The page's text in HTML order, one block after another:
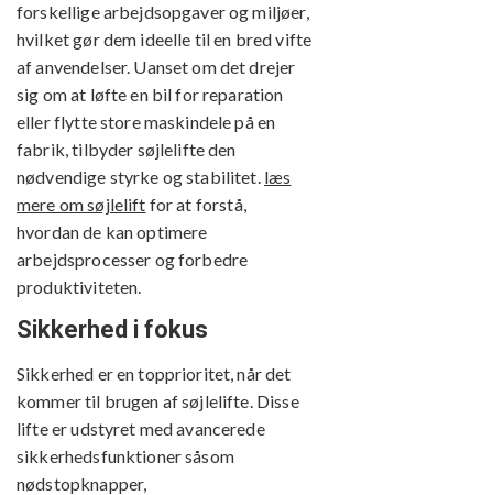
forskellige arbejdsopgaver og miljøer,
hvilket gør dem ideelle til en bred vifte
af anvendelser. Uanset om det drejer
sig om at løfte en bil for reparation
eller flytte store maskindele på en
fabrik, tilbyder søjlelifte den
nødvendige styrke og stabilitet. læs
mere om søjlelift for at forstå,
hvordan de kan optimere
arbejdsprocesser og forbedre
produktiviteten.
Sikkerhed i fokus
Sikkerhed er en topprioritet, når det
kommer til brugen af søjlelifte. Disse
lifte er udstyret med avancerede
sikkerhedsfunktioner såsom
nødstopknapper,